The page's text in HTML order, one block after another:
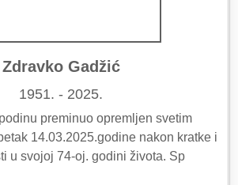
Zdravko Gadžić
1951. - 2025.
preminuo opremljen svetim
14.03.2025.godine nakon kratke i
u svojoj 74-oj. godini života. Sp